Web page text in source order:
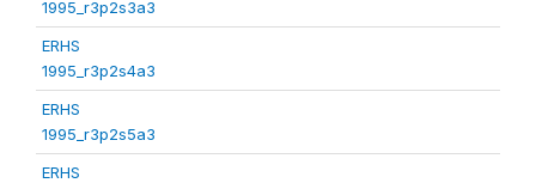
1995_r3p2s3a3
ERHS
1995_r3p2s4a3
ERHS
1995_r3p2s5a3
ERHS